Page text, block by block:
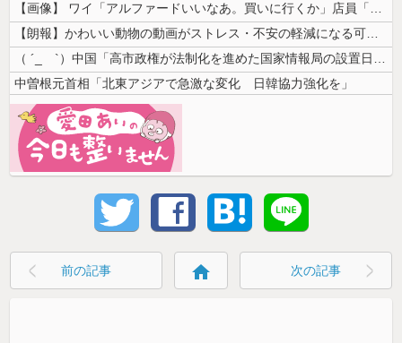
【画像】 ワイ「アルファードいいなあ。買いに行くか」店員「ほいっ見積も...
【朗報】かわいい動物の動画がストレス・不安の軽減になる可能性。英大学の...
（ ´_ゝ`）中国「高市政権が法制化を進めた国家情報局の設置日が7月3...
中曽根元首相「北東アジアで急激な変化 日韓協力強化を」
前の記事 home 次の記事